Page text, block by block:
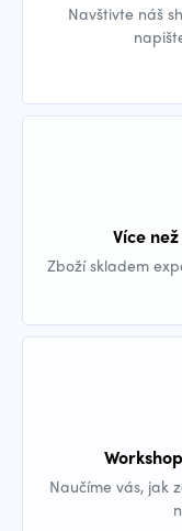
Navštivte náš
Více
Zboží skladem
Naučíme vás, jak